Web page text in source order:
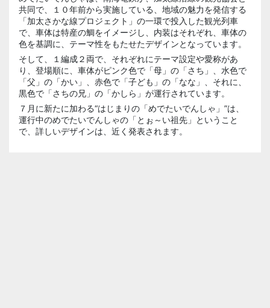
共同で、１０年前から実施している、地域の魅力を発信する
「加太さかな線プロジェクト」の一環で投入した観光列車
で、車体は特産の鯛をイメージし、内装はそれぞれ、車体の
色を基調に、テーマ性をもたせたデザインとなっています。
そして、１編成２両で、それぞれにテーマ設定や愛称があ
り、登場順に、車体がピンク色で「母」の「さち」、水色で
「父」の「かい」、赤色で「子ども」の「なな」、それに、
黒色で「さちの兄」の「かしら」が運行されています。
７月に新たに加わる“はじまりの「めでたいでんしゃ」”は、
運行中のめでたいでんしゃの「とぉ～い祖先」ということ
で、詳しいデザインは、近く発表されます。